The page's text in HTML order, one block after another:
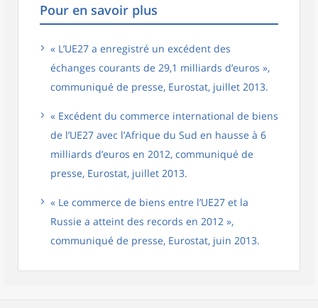
Pour en savoir plus
« L’UE27 a enregistré un excédent des
échanges courants de 29,1 milliards d’euros »,
communiqué de presse, Eurostat, juillet 2013.
« Excédent du commerce international de biens
de l’UE27 avec l’Afrique du Sud en hausse à 6
milliards d’euros en 2012, communiqué de
presse, Eurostat, juillet 2013.
« Le commerce de biens entre l’UE27 et la
Russie a atteint des records en 2012 »,
communiqué de presse, Eurostat, juin 2013.